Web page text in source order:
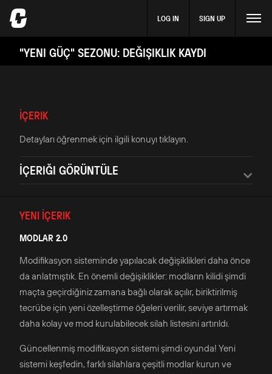
LOG IN SIGN UP
"YENI GÜÇ" SEZONU: DEĞIŞIKLIK KAYDI
İÇERIK
Detayları öğrenmek için ilgili konuyı tıklayın.
İÇERIĞI GÖRÜNTÜLE
YENI İÇERIK
MODLAR 2.0
Modifikasyon sisteminde yapılacak değişiklikleri daha önce
da anlatmıştık. En önemli değişiklikler: modların kilidi şimdi
maçta geçirdiğiniz zamana bağlı olarak açılır, biriktirilmiş
tecrübe için yeni özelleştirme öğeleri verilir, seviye artırmak
daha kolay ve mod kurulabilecek silah listesini artırıldı.
Güncellenmiş modifikasyon sistemi şimdi oyunda! Yeni
sistemi keşfedin, farklı silahlara çeşitli modlar kurun ve